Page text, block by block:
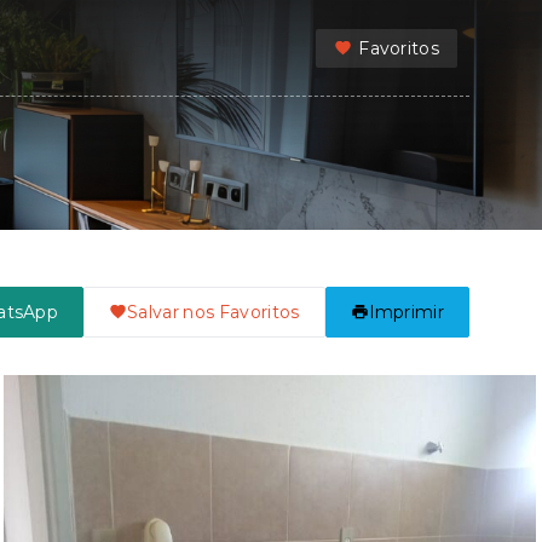
Favoritos
Salvar nos Favoritos Imprimir